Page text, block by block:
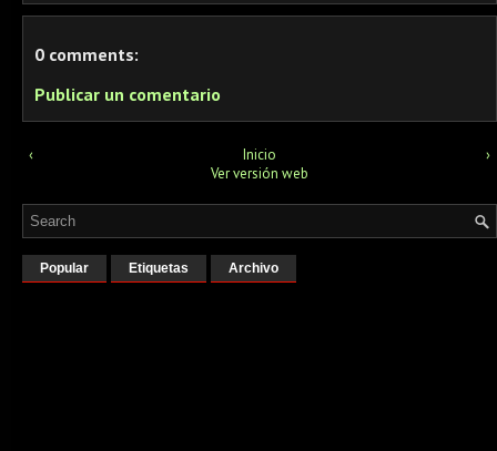
0 comments:
Publicar un comentario
‹ ›
Inicio
Ver versión web
Popular Etiquetas Archivo